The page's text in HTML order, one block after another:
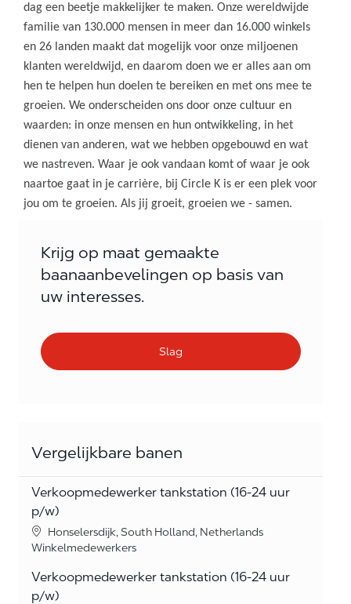
dag een beetje makkelijker te maken. Onze wereldwijde
familie van 130.000 mensen in meer dan 16.000 winkels
en 26 landen maakt dat mogelijk voor onze miljoenen
klanten wereldwijd, en daarom doen we er alles aan om
hen te helpen hun doelen te bereiken en met ons mee te
groeien. We onderscheiden ons door onze cultuur en
waarden: in onze mensen en hun ontwikkeling, in het
dienen van anderen, wat we hebben opgebouwd en wat
we nastreven. Waar je ook vandaan komt of waar je ook
naartoe gaat in je carrière, bij Circle K is er een plek voor
jou om te groeien. Als jij groeit, groeien we - samen.
Krijg op maat gemaakte
baanaanbevelingen op basis van
uw interesses.
Slag
Vergelijkbare banen
Verkoopmedewerker tankstation (16-24 uur
p/w)
Location
Honselersdijk, South Holland, Netherlands
Category
Winkelmedewerkers
Verkoopmedewerker tankstation (16-24 uur
p/w)